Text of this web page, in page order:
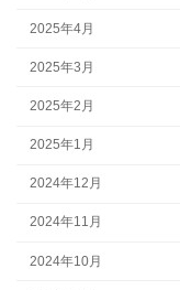
2025年4月
2025年3月
2025年2月
2025年1月
2024年12月
2024年11月
2024年10月